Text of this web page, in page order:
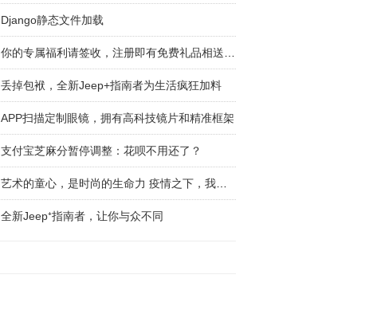
Django静态文件加载
丢掉包袱，全新Jeep+指南者为生活疯狂加料
APP扫描定制眼镜，拥有高科技镜片和精准框架
支付宝芝麻分暂停调整：花呗不用还了？
全新Jeep⁺指南者，让你与众不同